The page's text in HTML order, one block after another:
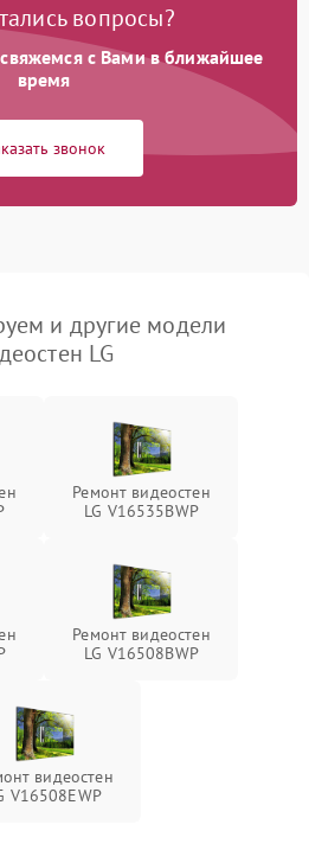
вопросы?
с Вами в ближайшее
время
звонок
и другие модели
LG
Ремонт видеостен
LG V16535BWP
Ремонт видеостен
LG V16508BWP
видеостен
V16508EWP